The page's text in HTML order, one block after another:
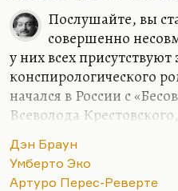
Послушайте, вы
совершенно
у них всех
конспирологического
начался в России с
Всеволода
делает их писателями
Я совершенно
Дэн Браун
Умберто Эко
Артуро Перес-Реверте